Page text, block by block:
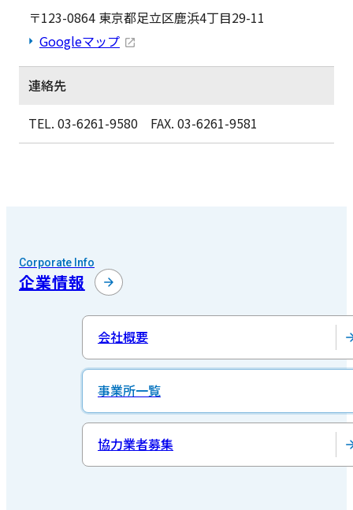
〒123-0864 東京都足立区鹿浜4丁目29-11
Googleマップ
連絡先
TEL. 03-6261-9580 FAX. 03-6261-9581
Corporate Info
企業情報
会社概要
事業所一覧
協力業者募集